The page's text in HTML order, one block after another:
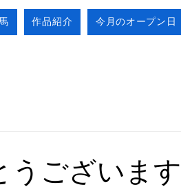
作品紹介 今月のオープン日
ございます